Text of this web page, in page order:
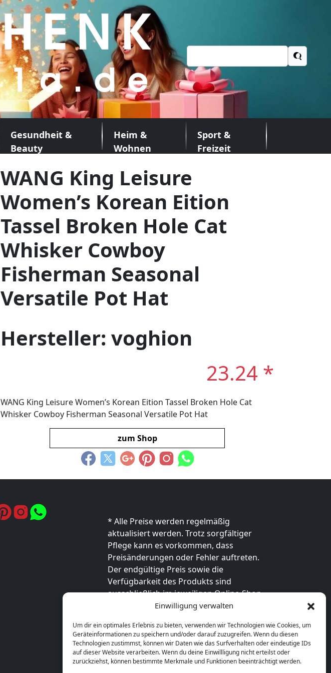
Einwilligung verwalten
Um dir ein optimales Erlebnis zu bieten, verwenden wir Technologien wie Cookies, um
Geräteinformationen zu speichern und/oder darauf zuzugreifen. Wenn du diesen
Technologien zustimmst, können wir Daten wie das Surfverhalten oder eindeutige IDs
auf dieser Website verarbeiten. Wenn du deine Einwillligung nicht erteilst oder
zurückziehst, können bestimmte Merkmale und Funktionen beeinträchtigt werden.
nach:
Gesundheit &
Beauty
Heim &
Wohnen
Sport &
Freizeit
WANG King Leisure
Women’s Korean Eition
Tassel Broken Hole Cat
Whisker Cowboy
Fisherman Seasonal
Versatile Pot Hat
Hersteller: voghion
23.24 *
WANG King Leisure Women’s Korean Eition Tassel Broken Hole Cat
Whisker Cowboy Fisherman Seasonal Versatile Pot Hat
zum Shop
* Alle Preise werden regelmäßig
aktualisiert werden. Trotz sorgfältiger
Pflege kann es vorkommen, dass
Preisänderungen oder Fehler auftreten.
Der endgültige Preis sowie die
Verfügbarkeit des Produkts sind
ausschließlich im jeweiligen Online-Shop
des Anbieters verbindlich. Bitte
beim Händler.